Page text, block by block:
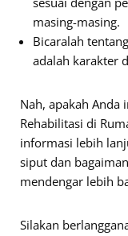
masing-masing.
Bicaralah
adalah karakter
Nah, apakah
Rehabilitasi di
informasi lebih
siput dan
mendengar lebih
Silakan